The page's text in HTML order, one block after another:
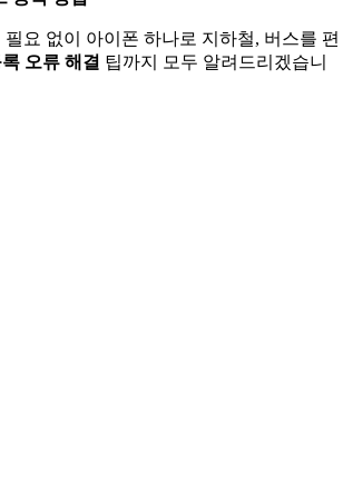
요 없이 아이폰 하나로 지하철, 버스를 편
오류 해결 팁까지 모두 알려드리겠습니